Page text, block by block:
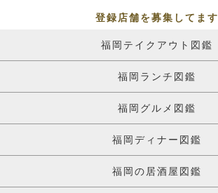
登録店舗を募集してます
福岡テイクアウト図鑑
福岡ランチ図鑑
福岡グルメ図鑑
福岡ディナー図鑑
福岡の居酒屋図鑑